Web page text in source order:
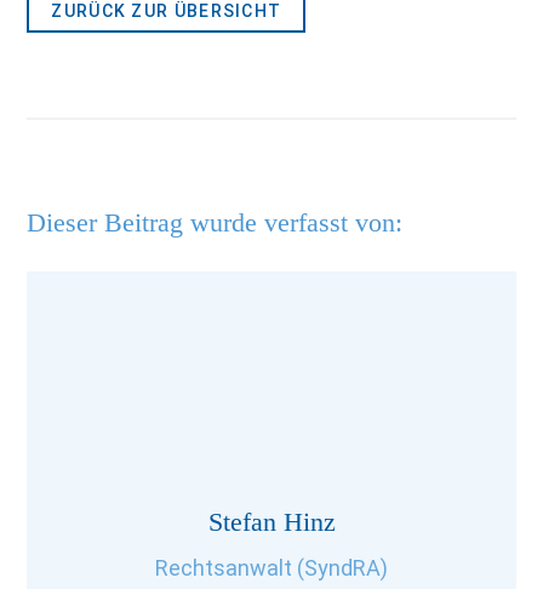
ZURÜCK ZUR ÜBERSICHT
Dieser Beitrag wurde verfasst von:
Stefan Hinz
Rechtsanwalt (SyndRA)